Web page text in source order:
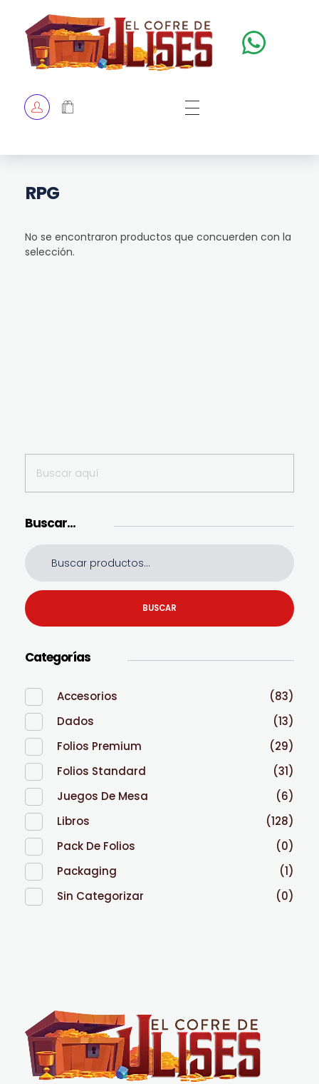
TIENDA
RPG
No se encontraron productos que concuerden con la
selección.
Buscar…
BUSCAR
Categorías
Accesorios
(83)
Dados
(13)
Folios Premium
(29)
Folios Standard
(31)
Juegos De Mesa
(6)
Libros
(128)
Pack De Folios
(0)
Packaging
(1)
Sin Categorizar
(0)